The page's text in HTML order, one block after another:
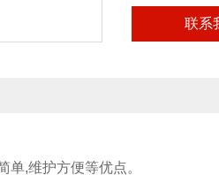
联系
单,维护方便等优点。